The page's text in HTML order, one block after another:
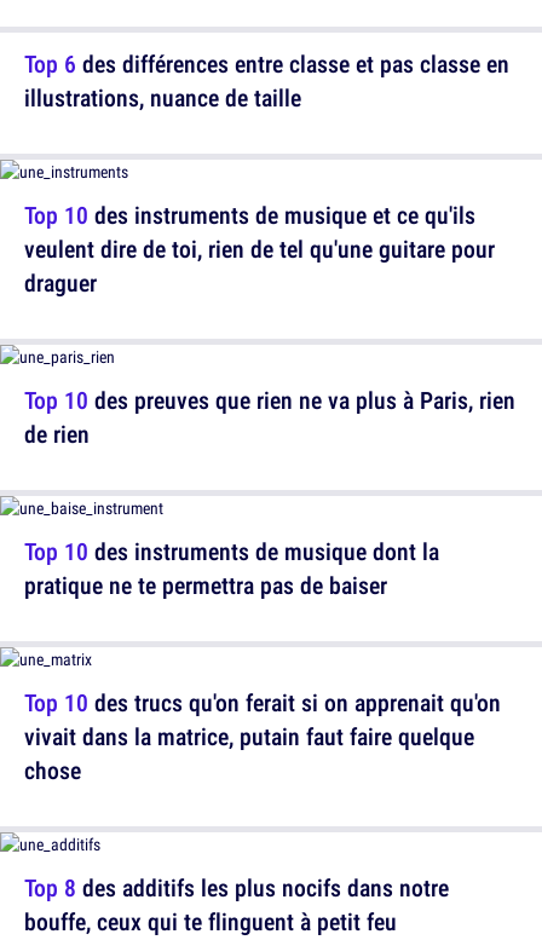
Top 10 des instruments de musique et ce qu'ils
veulent dire de toi, rien de tel qu'une guitare pour
draguer
Top 10 des instruments de musique dont la
pratique ne te permettra pas de baiser
Top 8 des additifs les plus nocifs dans notre
bouffe, ceux qui te flinguent à petit feu
Top 6 des différences entre classe et pas classe en
illustrations, nuance de taille
Top 10 des preuves que rien ne va plus à Paris, rien
de rien
Top 10 des trucs qu'on ferait si on apprenait qu'on
vivait dans la matrice, putain faut faire quelque
chose